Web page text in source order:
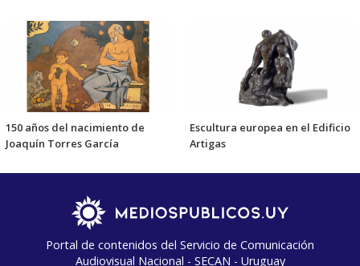
150 años del nacimiento de
Joaquín Torres García
Escultura europea en el Edificio
Artigas
Portal de contenidos del Servicio de Comunicación
Audiovisual Nacional - SECAN - Uruguay